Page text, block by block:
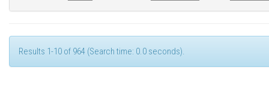
Results 1-10 of 964 (Search time: 0.0 seconds).